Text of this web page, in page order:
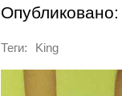
Опубликовано:
Теги: King